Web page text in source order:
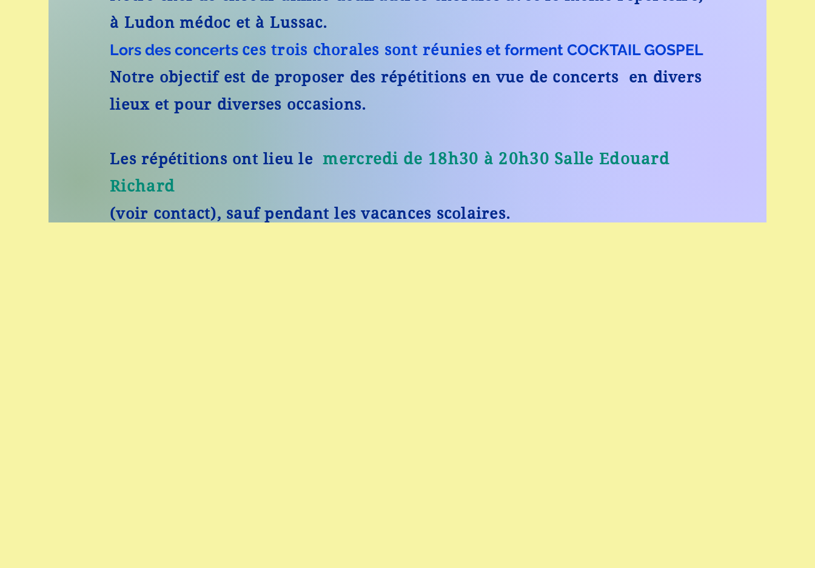
à Ludon médoc et à Lussac.
Lors des concerts ces trois chorales sont réunies et forment COCKTAIL GOSPEL
Notre objectif est de proposer des répétitions en vue de concerts en divers
lieux et pour diverses occasions.
Les répétitions ont lieu le mercredi de 18h30 à 20h30 Salle Edouard
Richard
(voir contact), sauf pendant les vacances scolaires.